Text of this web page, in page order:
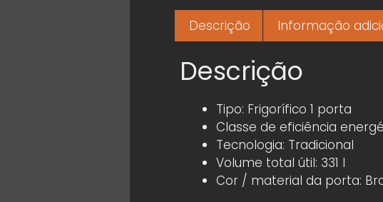
Descrição Informação
Descrição
Tipo: Frigorífico 1 porta
Classe de eficiência
Tecnologia: Tradicional
Volume total útil: 331 l
Cor / material da porta: